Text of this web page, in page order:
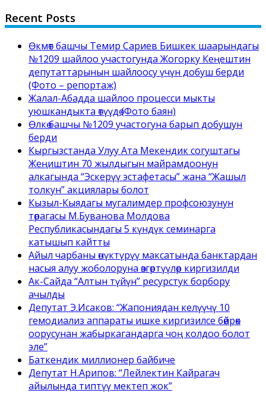
Recent Posts
Өкмөт башчы Темир Сариев Бишкек шаарындагы
№1209 шайлоо участогунда Жогорку Кеңештин
депутаттарынын шайлоосу үчүн добуш берди
(Фото – репортаж)
Жалал-Абадда шайлоо процесси мыкты
уюшкандыкта өтүүдө (Фото баян)
Өлкө башчы №1209 участогуна барып добушун
берди
Кыргызстанда Улуу Ата Мекендик согуштагы
Жеңиштин 70 жылдыгын майрамдоонун
алкагында “Эскерүү эстафетасы” жана “Жашыл
толкун” акциялары болот
Кызыл-Кыядагы мугалимдер профсоюзунун
төрагасы М.Буванова Молдова
Республикасындагы 5 күндүк семинарга
катышып кайтты
Айыл чарбаны өнүктүрүү максатында банктардан
насыя алуу жоболоруна өзгөртүүлөр киргизилди
Ак-Сайда “Алтын түйүн” ресурстук борбору
ачылды
Депутат Э.Исаков: “Жапониядан келүүчү 10
гемодиализ аппараты ишке киргизилсе бөйрөк
оорусунан жабыркагандарга чоң колдоо болот
эле”
Баткендик миллионер байбиче
Депутат Н.Арипов: “Лейлектин Кайрагач
айылында типтүү мектеп жок”